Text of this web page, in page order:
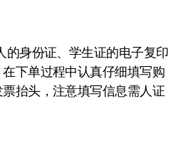
的身份证、学生证的电子复印
下单过程中认真仔细填写购
抬头，注意填写信息需人证